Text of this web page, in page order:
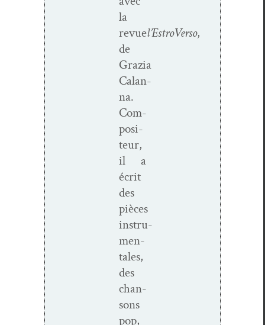
la
revuel’EstroVerso,
de
Grazia
Calan­
na.
Com­
pos­i­
teur,
il a
écrit
des
pièces
instru­
men­
tales,
des
chan­
sons
pop,